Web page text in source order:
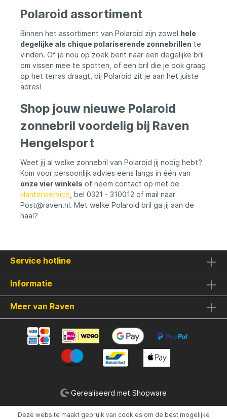
Polaroid assortiment
Binnen het assortiment van Polaroid zijn zowel hele
degelijke als chique polariserende zonnebrillen te
vinden. Of je nou op zoek bent naar een degelijke bril
om vissen mee te spotten, of een bril die je ook graag
op het terras draagt, bij Polaroid zit je aan het juiste
adres!
Shop jouw nieuwe Polaroid
zonnebril voordelig bij Raven
Hengelsport
Weet jij al welke zonnebril van Polaroid jij nodig hebt?
Kom voor persoonlijk advies eens langs in één van
onze vier winkels of neem contact op met de
klantenservice , bel 0321 - 310012 of mail naar
Post@raven.nl. Met welke Polaroid bril ga jij aan de
haal?
Service hotline
Informatie
Meer van Raven
Gerealiseerd met Shopware
Deze website maakt gebruik van cookies om de best mogelijke